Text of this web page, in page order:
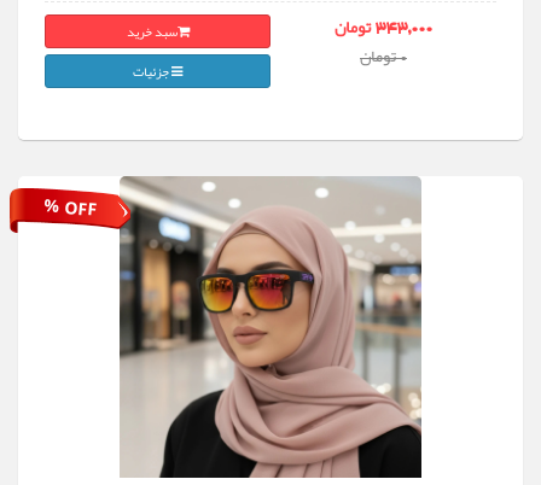
343,000 تومان
0 تومان
سبد خرید
جزئیات
% OFF